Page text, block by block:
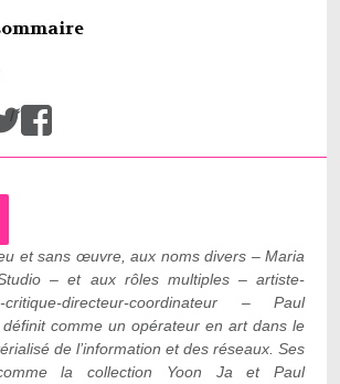
/
et sans œuvre, aux noms divers – Maria
– et aux rôles multiples – artiste-
critique-directeur-coordinateur – Paul
comme un opérateur en art dans le
de l’information et des réseaux. Ses
la collection Yoon Ja et Paul